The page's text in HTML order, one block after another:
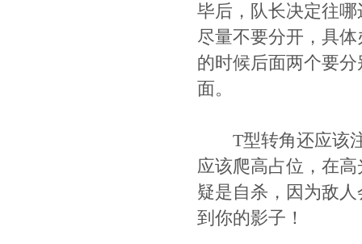
毕后，队长决定往哪
尽量不要分开，具
的时候后面两个要
面。
T型转角还应该注
应该爬高占位，在
疑是自杀，因为敌人
到你的影子！